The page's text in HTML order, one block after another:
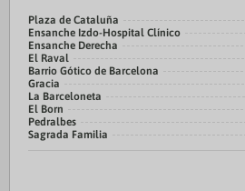
Plaza de Cataluña
Ensanche Izdo-Hospital Clínico
Ensanche Derecha
El Raval
Barrio Gótico de Barcelona
Gracia
La Barceloneta
El Born
Pedralbes
Sagrada Familia